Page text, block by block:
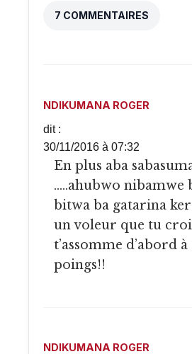
7 COMMENTAIRES
NDIKUMANA ROGER
dit :
30/11/2016 à 07:32
En plus aba sabasuma basanzwe,
…..ahubwo nibamwe
bitwa ba gatarina
un voleur que tu
t’assomme d’abord
poings!!
NDIKUMANA ROGER